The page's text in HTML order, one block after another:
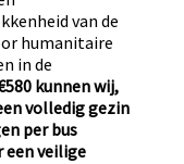
van de
humanitaire
in de
kunnen wij,
volledig gezin
per bus
een veilige